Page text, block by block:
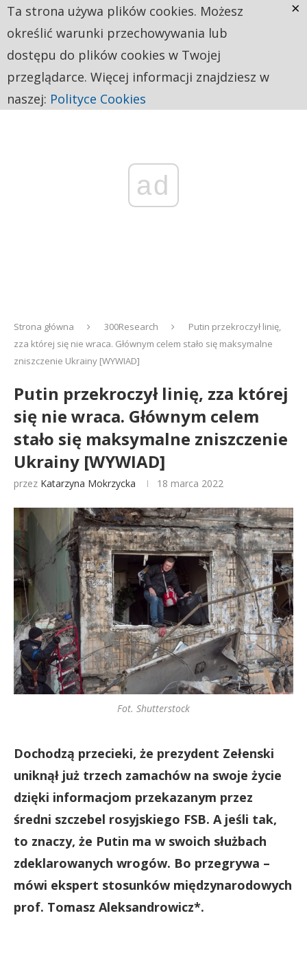
ad
Strona główna 300Research
Putin przekroczył linię,
zza której się nie wraca. Głównym celem stało się maksymalne
zniszczenie Ukrainy [WYWIAD]
Putin przekroczył linię, zza której
się nie wraca. Głównym celem
stało się maksymalne zniszczenie
Ukrainy [WYWIAD]
przez Katarzyna Mokrzycka 18 marca 2022
Fot. Shutterstock
Dochodzą przecieki, że prezydent Zełenski
uniknął już trzech zamachów na swoje życie
dzięki informacjom przekazanym przez
średni szczebel rosyjskiego FSB. A jeśli tak,
to znaczy, że Putin ma w swoich służbach
zdeklarowanych wrogów. Bo przegrywa –
mówi ekspert stosunków międzynarodowych
prof. Tomasz Aleksandrowicz*.
Ta strona używa plików cookies. Możesz
określić warunki przechowywania lub
dostępu do plików cookies w Twojej
przeglądarce. Więcej informacji znajdziesz w
naszej: Polityce Cookies
×